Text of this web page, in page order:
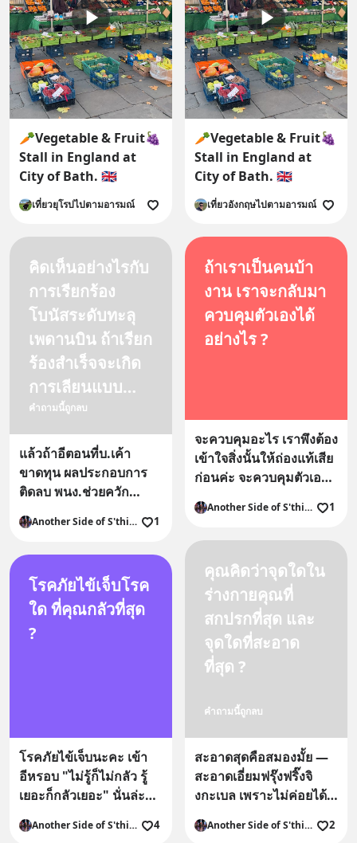
🥕Vegetable & Fruit🍇
Stall in England at
City of Bath. 🇬🇧
เที่ยวยุโรปไปตามอารมณ์
🥕Vegetable & Fruit🍇
Stall in England at
City of Bath. 🇬🇧
เที่ยวอังกฤษไปตามอารมณ์
คิดเห็นอย่างไรกับ
การเรียกร้อง
โบนัสระดับทะลุ
เพดานบิน ถ้าเรียก
ร้องสำเร็จจะเกิด
การเลียนแบบ
ประท้วงโบนัสทะลุ
เพดานบินขยาย
ไปสู่โรงงานอื่น
ไหม ?
คำถามนี้ถูกลบ
แล้วถ้าอีตอนที่บ.เค้า
ขาดทุน ผลประกอบการ
ติดลบ พนง.ช่วยควัก
บริษัท สหภาพฯประกาศ
การจะมีกำไร แบบนี้ก็
แฟร์ๆนะ
Another Side of S'thing 1
ถ้าเราเป็นคนบ้า
งาน เราจะกลับมา
ควบคุมตัวเองได้
อย่างไร ?
จะควบคุมอะไร เราพึงต้อง
เข้าใจสิ่งนั้นให้ถ่องแท้เสีย
ก่อนค่ะ จะควบคุมตัวเองก็
พอ อีกทั้งอย่าเพิ่งมองหา
ได้ผลกับคนๆนั้นแต่อาจไม่
เวิร์คสำหรับตัวเรามั้ย!!
Another Side of S'thing 1
คุณคิดว่าจุดใดใน
ร่างกายคุณที่
สกปรกที่สุด และ
จุดใดที่สะอาด
ที่สุด ?
คำถามนี้ถูกลบ
สะอาดสุดคือสมองมั้ย —
สะอาดเอี่ยมฟรุ๊งฟริ๊งจิ
งกะเบล เพราะไม่ค่อยได้
แต่อายุสมองยังใหม่กิ๊ก
Another Side of S'thing 2
โรคภัยไข้เจ็บโรค
ใด ที่คุณกลัวที่สุด
?
โรคภัยไข้เจ็บนะคะ เข้า
อีหรอบ "ไม่รู้ก็ไม่กลัว รู้
เยอะก็กลัวเยอะ" นั่นล่ะค่ะ
ที่รู้ทั้งรู้ แต่มักทำเหมือน
Another Side of S'thing 4